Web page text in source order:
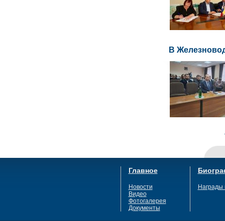
В
Главное
Новости
Видео
Фотогалерея
Документы
Награды